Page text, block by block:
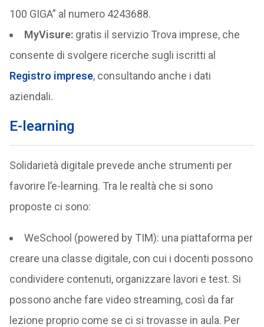
100 GIGA” al numero 4243688.
MyVisure:gratis il servizio Trova imprese, che
consente di svolgere ricerche sugli iscritti al
Registro imprese, consultando anche i dati
aziendali.
E-learning
Solidarietà digitale prevede anche strumenti per
favorire l’e-learning. Tra le realtà che si sono
proposte ci sono:
WeSchool (powered by TIM): una piattaforma per
creare una classe digitale, con cui i docenti possono
condividere contenuti, organizzare lavori e test. Si
possono anche fare video streaming, così da far
lezione proprio come se ci si trovasse in aula. Per